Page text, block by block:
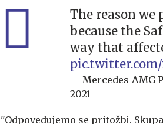
The reason we
because the
way that
— Mercedes-AMG
2021
"Odpovedujemo se pritožbi.